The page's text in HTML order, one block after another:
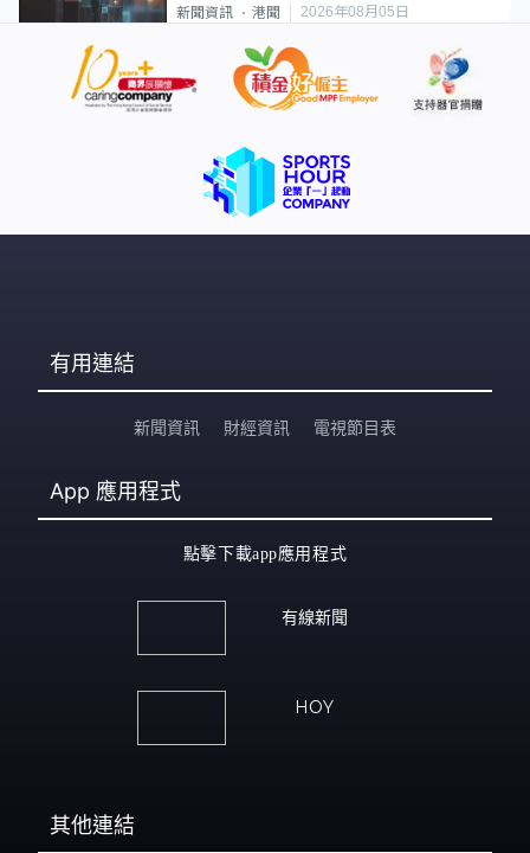
新聞資訊 港聞 2026年08月05日
有用連結
新聞資訊 財經資訊 電視節目表
App 應用程式
點擊下載app應用程式
有線新聞
HOY
其他連結